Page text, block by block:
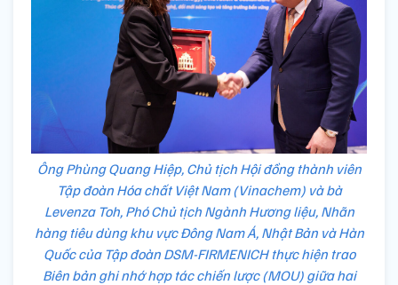
Ông Phùng Quang Hiệp, Chủ tịch Hội đồng thành viên
Tập đoàn Hóa chất Việt Nam (Vinachem) và bà
Levenza Toh, Phó Chủ tịch Ngành Hương liệu, Nhãn
hàng tiêu dùng khu vực Đông Nam Á, Nhật Bản và Hàn
Quốc của Tập đoàn DSM-FIRMENICH thực hiện trao
Biên bản ghi nhớ hợp tác chiến lược (MOU) giữa hai